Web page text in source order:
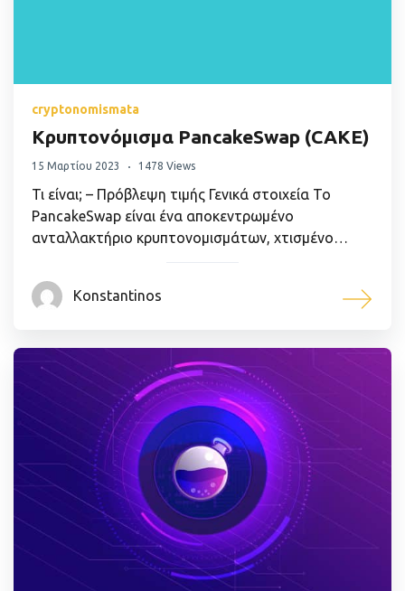
cryptonomismata
Κρυπτονόμισμα PancakeSwap (CAKE)
15 Μαρτίου 2023 1478 Views
Τι είναι; – Πρόβλεψη τιμής Γενικά στοιχεία Το
PancakeSwap είναι ένα αποκεντρωμένο
ανταλλακτήριο κρυπτονομισμάτων, χτισμένο…
Konstantinos